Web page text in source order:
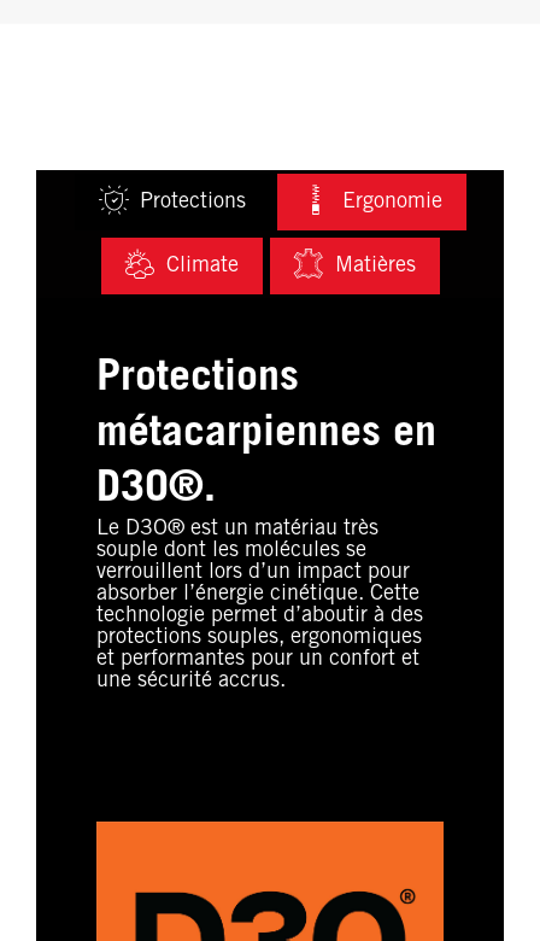
Protections Ergonomie
Climate Matières
Protections
métacarpiennes en
D3O®.
Le D3O® est un matériau très
souple dont les molécules se
verrouillent lors d’un impact pour
absorber l’énergie cinétique. Cette
technologie permet d’aboutir à des
protections souples, ergonomiques
et performantes pour un confort et
une sécurité accrus.